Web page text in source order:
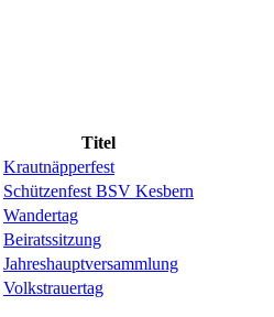
Titel
Krautnäpperfest
Schützenfest BSV Kesbern
Wandertag
Beiratssitzung
Jahreshauptversammlung
Volkstrauertag